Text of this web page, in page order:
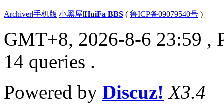
Archiver|手机版|小黑屋|HuiFa BBS ( 鲁ICP备09079540号 )
GMT+8, 2026-8-6 23:59 ,
14 queries .
Powered by Discuz! X3.4